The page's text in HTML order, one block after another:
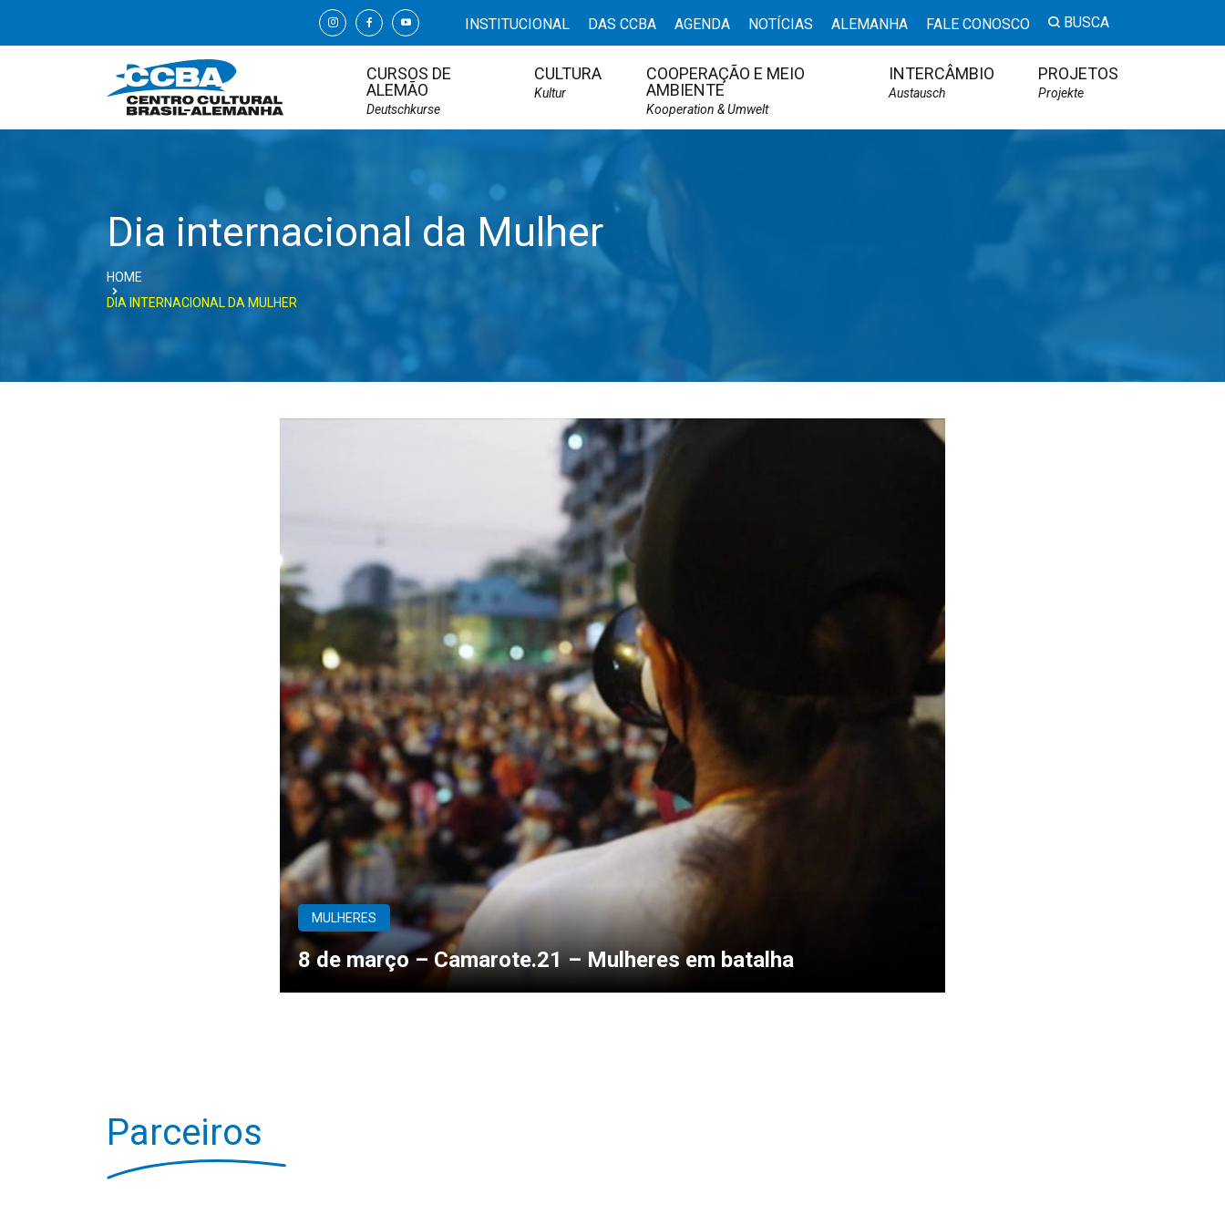
INSTITUCIONAL DAS CCBA AGENDA NOTÍCIAS ALEMANHA FALE CONOSCO BUSCA
CURSOS DE
ALEMÃO
Deutschkurse
CULTURA
Kultur
COOPERAÇÃO E MEIO
AMBIENTE
Kooperation & Umwelt
INTERCÂMBIO
Austausch
PROJETOS
Projekte
Dia internacional da Mulher
HOME
DIA INTERNACIONAL DA MULHER
MULHERES
8 de março – Camarote.21 – Mulheres em batalha
Parceiros